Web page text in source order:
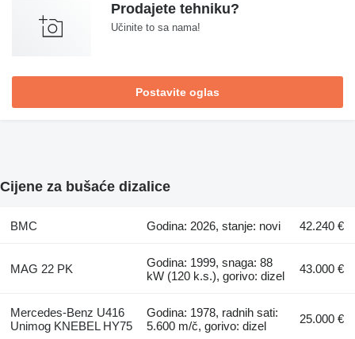
Prodajete tehniku?
Učinite to sa nama!
Postavite oglas
Cijene za bušaće dizalice
BMC Godina: 2026, stanje: novi 42.240 €
MAG 22 PK
Godina: 1999, snaga: 88
kW (120 k.s.), gorivo: dizel
43.000 €
Mercedes-Benz U416
Unimog KNEBEL HY75
Godina: 1978, radnih sati:
5.600 m/č, gorivo: dizel
25.000 €